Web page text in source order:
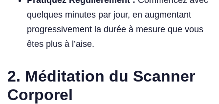
quelques minutes par jour, en augmentant
progressivement la durée à mesure que vous
êtes plus à l’aise.
2. Méditation du Scanner
Corporel